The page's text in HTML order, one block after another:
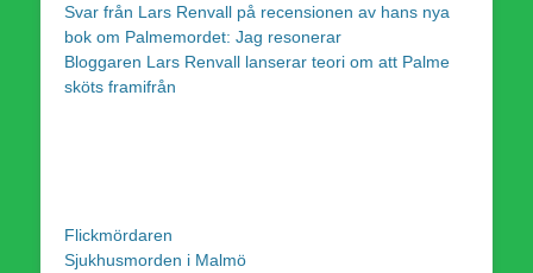
Svar från Lars Renvall på recensionen av hans nya
bok om Palmemordet: Jag resonerar
Bloggaren Lars Renvall lanserar teori om att Palme
sköts framifrån
Flickmördaren
Sjukhusmorden i Malmö